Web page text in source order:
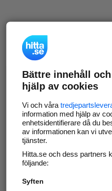
Bättre innehåll
hjälp av cookies
Vi och våra
information med hjälp av
enhetsidentifierare då du
av informationen kan vi
tjänster.
Hitta.se och dess partners
följande:
Syften